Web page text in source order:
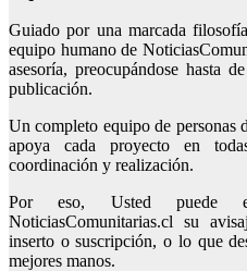
Guiado por una marcada
equipo humano de
asesoría, preocupándose hasta
publicación.
Un completo equipo de personas
apoya cada proyecto en
coordinación y realización.
Por eso, Usted puede
NoticiasComunitarias.cl su
inserto o suscripción, o lo que
mejores manos.